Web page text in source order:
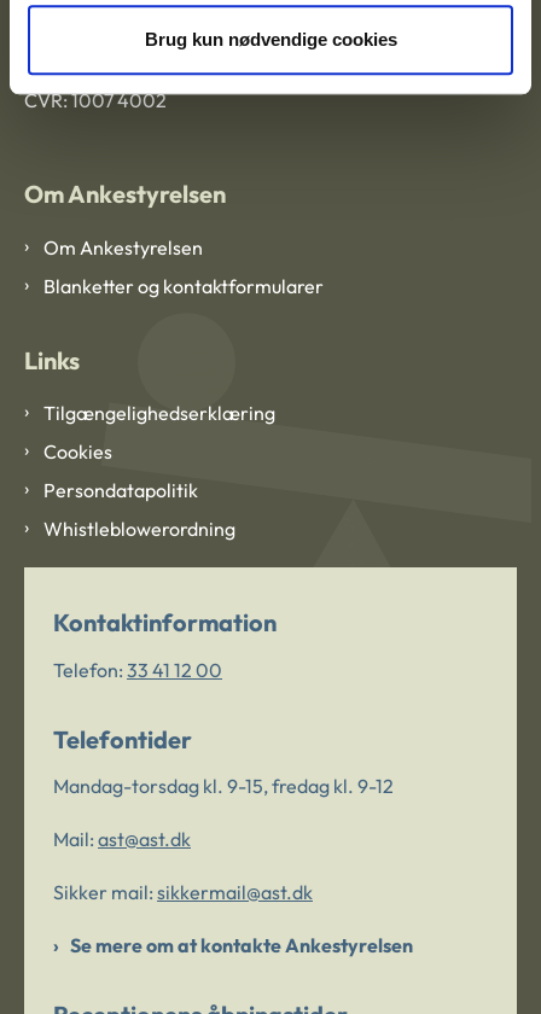
Brug kun nødvendige cookies
EAN: 57 98 000 35 48 21
CVR: 1007 4002
Om Ankestyrelsen
Om Ankestyrelsen
Blanketter og kontaktformularer
Links
Tilgængelighedserklæring
Cookies
Persondatapolitik
Whistleblowerordning
Kontaktinformation
Telefon: 33 41 12 00
Telefontider
Mandag-torsdag kl. 9-15, fredag kl. 9-12
Mail: ast@ast.dk
Sikker mail: sikkermail@ast.dk
Se mere om at kontakte Ankestyrelsen